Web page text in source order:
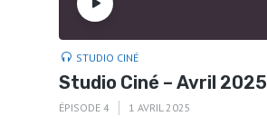
STUDIO CINÉ
Studio Ciné – Avril 2025
ÉPISODE 4 1 AVRIL 2025